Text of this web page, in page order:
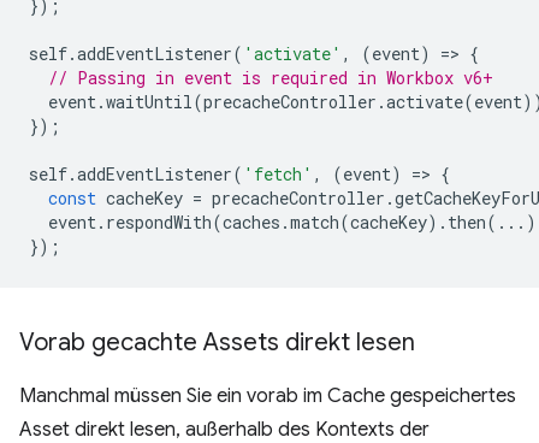
});
self.addEventListener( 'activate' , (event) => {
// Passing in event is required in Workbox v6+
event.waitUntil(precacheController .activate(event
});
self.addEventListener( 'fetch' , (event) => {
const cacheKey = precacheController .
event. respondWith(caches .match(cacheKey). then
});
Vorab gecachte Assets direkt lesen
Manchmal müssen Sie ein vorab im Cache gespeichertes
Asset direkt lesen, außerhalb des Kontexts der